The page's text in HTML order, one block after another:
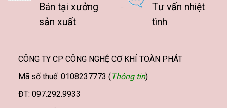
Bán tại xưởng
sản xuất
Tư vấn nhiệt
tình
CÔNG TY CP CÔNG NGHỆ CƠ KHÍ TOÀN PHÁT
Mã số thuế: 0108237773 ( Thông tin)
ĐT: 097.292.9933